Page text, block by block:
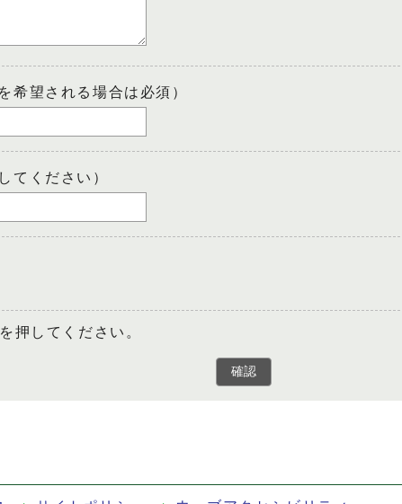
希望される場合は必須）
てください）
押してください。
確認